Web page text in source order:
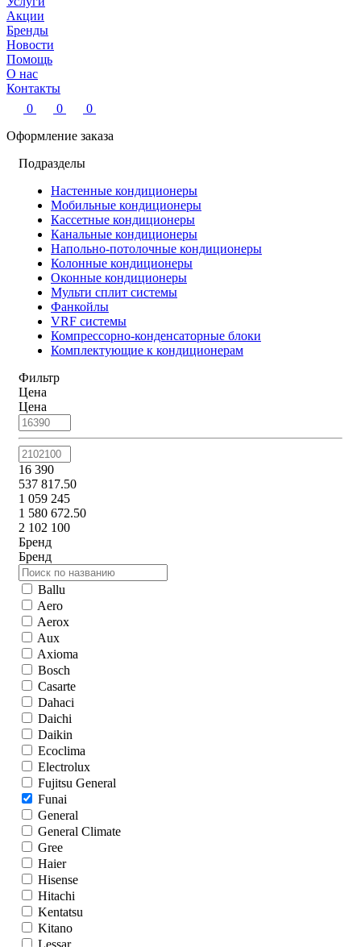
Акции
Бренды
Новости
Помощь
О нас
Контакты
0
0
0
Оформление заказа
Подразделы
Настенные кондиционеры
Мобильные кондиционеры
Кассетные кондиционеры
Канальные кондиционеры
Напольно-потолочные кондиционеры
Колонные кондиционеры
Оконные кондиционеры
Мульти сплит системы
Фанкойлы
VRF системы
Компрессорно-конденсаторные блоки
Комплектующие к кондиционерам
Фильтр
Цена
Цена
16 390
537 817.50
1 059 245
1 580 672.50
2 102 100
Бренд
Бренд
Ballu
Aero
Aerox
Aux
Axioma
Bosch
Casarte
Dahaci
Daichi
Daikin
Ecoclima
Electrolux
Fujitsu General
Funai
General
General Climate
Gree
Haier
Hisense
Hitachi
Kentatsu
Kitano
Lessar